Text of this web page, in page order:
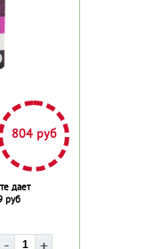
804 руб
дает
руб